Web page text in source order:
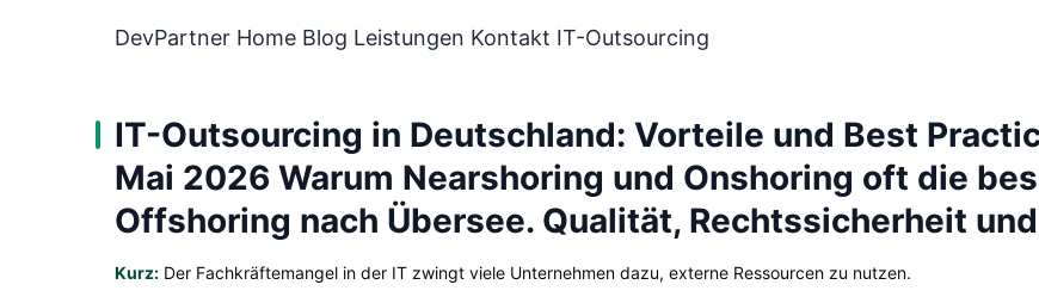
DevPartner Home Blog Leistungen Kontakt IT-Outsourcing
IT-Outsourcing in Deutschland: Vorteile und Best
Mai 2026 Warum Nearshoring und Onshoring oft die
Offshoring nach Übersee. Qualität, Rechtssicherheit
Kurz: Der Fachkräftemangel in der IT zwingt viele Unternehmen dazu, externe Ressourcen zu nutzen.